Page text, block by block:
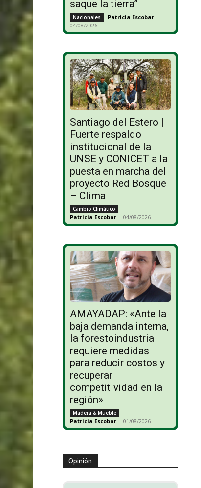
saque la tierra”
Nacionales Patricia Escobar -
04/08/2026
Santiago del Estero |
Fuerte respaldo
institucional de la
UNSE y CONICET a la
puesta en marcha del
proyecto Red Bosque
– Clima
Cambio Climático
Patricia Escobar - 04/08/2026
AMAYADAP: «Ante la
baja demanda interna,
la forestoindustria
requiere medidas
para reducir costos y
recuperar
competitividad en la
región»
Madera & Mueble
Patricia Escobar - 01/08/2026
Opinión